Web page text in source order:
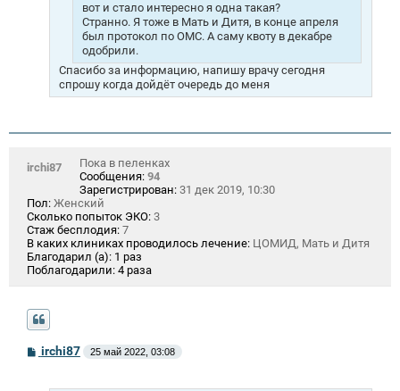
вот и стало интересно я одна такая?
Странно. Я тоже в Мать и Дитя, в конце апреля
был протокол по ОМС. А саму квоту в декабре
одобрили.
Спасибо за информацию, напишу врачу сегодня
спрошу когда дойдёт очередь до меня
irchi87
Пока в пеленках
Сообщения: 94
Зарегистрирован: 31 дек 2019, 10:30
Пол: Женский
Сколько попыток ЭКО: 3
Стаж бесплодия: 7
В каких клиниках проводилось лечение: ЦОМИД, Мать и Дитя
Благодарил (а): 1 раз
Поблагодарили: 4 раза
Сirchi87 25 май 2022, 03:08